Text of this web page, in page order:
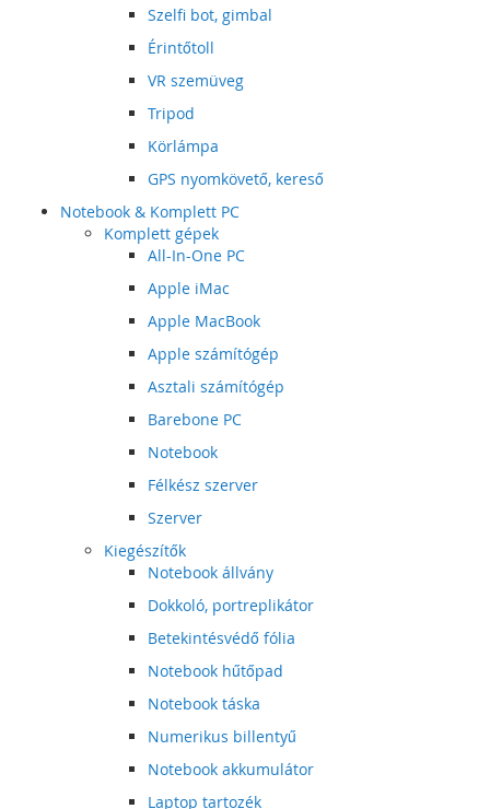
Szelfi bot, gimbal
Érintőtoll
VR szemüveg
Tripod
Körlámpa
GPS nyomkövető, kereső
Notebook & Komplett PC
Komplett gépek
All-In-One PC
Apple iMac
Apple MacBook
Apple számítógép
Asztali számítógép
Barebone PC
Notebook
Félkész szerver
Szerver
Kiegészítők
Notebook állvány
Dokkoló, portreplikátor
Betekintésvédő fólia
Notebook hűtőpad
Notebook táska
Numerikus billentyű
Notebook akkumulátor
Laptop tartozék